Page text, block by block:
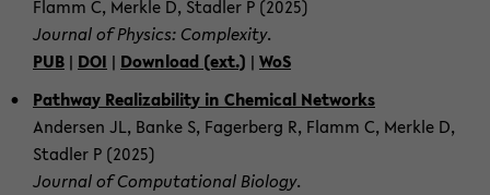
Flamm C, Merk­le D, Stad­ler P (2025)
Jour­nal of Phy­sics: Com­ple­xi­ty.
PUB | DOI | Down­load (ext.) | WoS
Pa­thway Rea­liza­bi­li­ty in Che­mi­cal Net­works
An­der­sen JL, Banke S, Fa­ger­berg R, Flamm C, Merk­le D,
Stad­ler P (2025)
Jour­nal of Com­pu­ta­tio­nal Bio­lo­gy.